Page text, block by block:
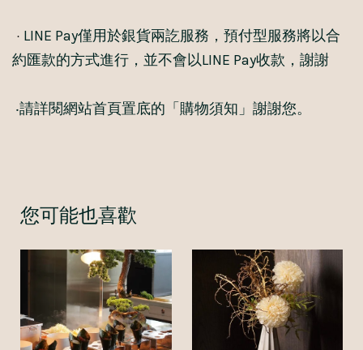
· LINE Pay僅用於銀貨兩訖服務，預付型服務將以合
約匯款的方式進行，並不會以LINE Pay收款，謝謝
‧請詳閱網站首頁置底的「購物須知」謝謝您。
您可能也喜歡